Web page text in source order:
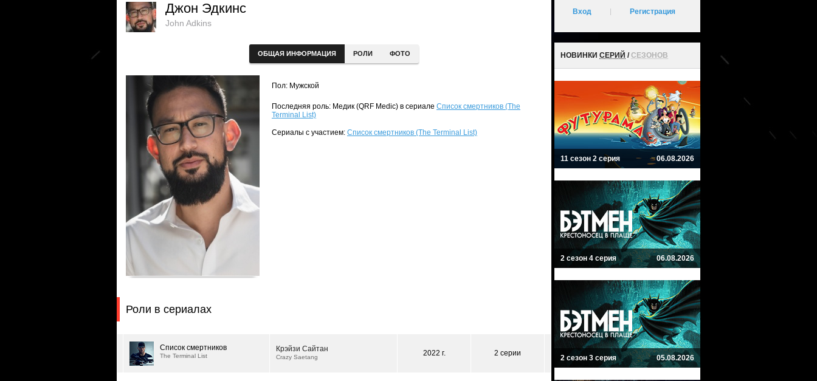
Джон Эдкинс
John Adkins
ОБЩАЯ ИНФОРМАЦИЯ РОЛИ ФОТО
Пол: Мужской
Последняя роль: Медик (QRF Medic) в сериале Список смертников (The
Terminal List)
Сериалы с участием: Список смертников (The Terminal List)
Роли в сериалах
Список смертников
The Terminal List
Крэйзи Сайтан
Crazy Saetang 2022 г. 2 серии
Вход Регистрация
НОВИНКИ СЕРИЙ /СЕЗОНОВ
11 сезон 2 серия 06.08.2026
2 сезон 4 серия 06.08.2026
2 сезон 3 серия 05.08.2026